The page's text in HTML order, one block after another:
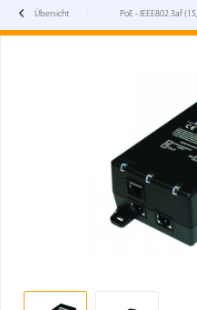
Übersicht PoE - IEEE802.3af